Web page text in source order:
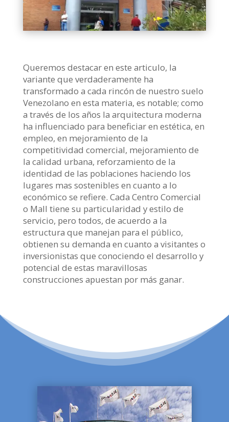
Queremos destacar en este articulo, la
variante que verdaderamente ha
transformado a cada rincón de nuestro suelo
Venezolano en esta materia, es notable; como
a través de los años la arquitectura moderna
ha influenciado para beneficiar en estética, en
empleo, en mejoramiento de la
competitividad comercial, mejoramiento de
la calidad urbana, reforzamiento de la
identidad de las poblaciones haciendo los
lugares mas sostenibles en cuanto a lo
económico se refiere. Cada Centro Comercial
o Mall tiene su particularidad y estilo de
servicio, pero todos, de acuerdo a la
estructura que manejan para el público,
obtienen su demanda en cuanto a visitantes o
inversionistas que conociendo el desarrollo y
potencial de estas maravillosas
construcciones apuestan por más ganar.